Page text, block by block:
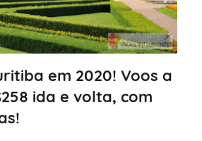
em 2020! Voos a
ida e volta, com